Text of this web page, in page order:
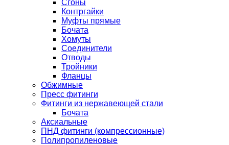
Сгоны
Контргайки
Муфты прямые
Бочата
Хомуты
Соединители
Отводы
Тройники
Фланцы
Обжимные
Пресс фитинги
Фитинги из нержавеющей стали
Бочата
Аксиальные
ПНД фитинги (компрессионные)
Полипропиленовые